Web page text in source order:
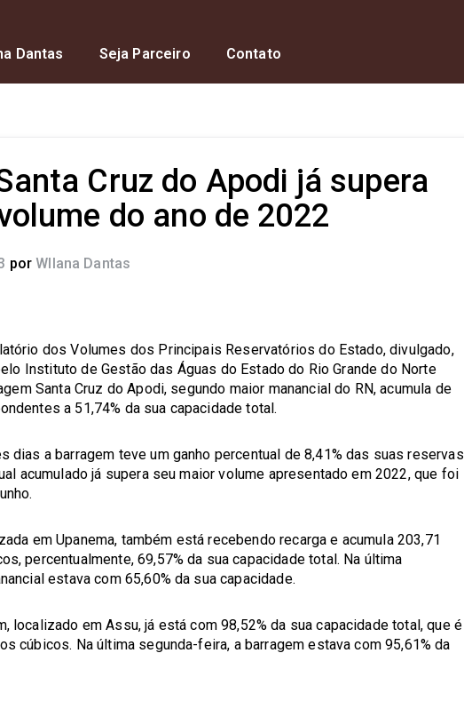
Dantas Seja Parceiro Contato
Cruz do Apodi já supera
do ano de 2022
por Wllana Dantas
dos Volumes dos Principais Reservatórios do Estado, divulgado,
Instituto de Gestão das Águas do Estado do Rio Grande do Norte
Santa Cruz do Apodi, segundo maior manancial do RN, acumula de
a 51,74% da sua capacidade total.
dias a barragem teve um ganho percentual de 8,41% das suas reservas
acumulado já supera seu maior volume apresentado em 2022, que foi
em Upanema, também está recebendo recarga e acumula 203,71
percentualmente, 69,57% da sua capacidade total. Na última
estava com 65,60% da sua capacidade.
localizado em Assu, já está com 98,52% da sua capacidade total, que é
cúbicos. Na última segunda-feira, a barragem estava com 95,61% da